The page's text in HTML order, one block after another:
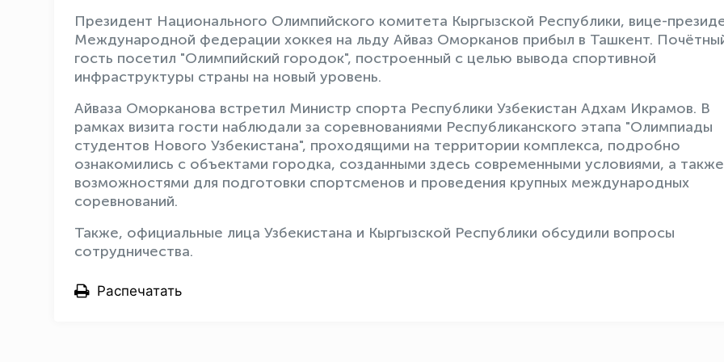
Президент Национального Олимпийского комитета Кыргызской Республики, вице-
Международной федерации хоккея на льду Айваз Оморканов прибыл в Ташкент.
гость посетил "Олимпийский городок", построенный с целью вывода спортивной
инфраструктуры страны на новый уровень.
Айваза Оморканова встретил Министр спорта Республики Узбекистан Адхам Икрамов. В
рамках визита гости наблюдали за соревнованиями Республиканского этапа "Олимпиады
студентов Нового Узбекистана", проходящими на территории комплекса, подробно
ознакомились с объектами городка, созданными здесь современными условиями, а также
возможностями для подготовки спортсменов и проведения крупных международных
соревнований.
Также, официальные лица Узбекистана и Кыргызской Республики обсудили вопросы
сотрудничества.
Распечатать